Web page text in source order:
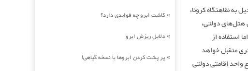
» کاشت ابرو چه فوایدی دارد؟
» دلایل ریزش ابرو
» پر پشت کردن ابروها با نسخه گیاهی!
به نقاهتگاه کرونا،
هتل‌های دولتی،
استفاده از
متقبل خواهد
اقامتی دولتی